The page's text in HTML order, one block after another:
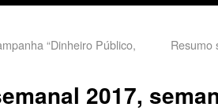
“Dinheiro Público,
Resumo
2017,